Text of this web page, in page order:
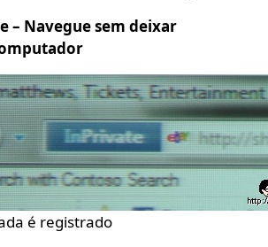
– Navegue sem deixar
é registrado